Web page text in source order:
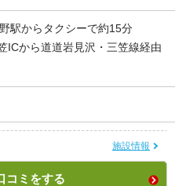
駅からタクシーで約15分
ICから道道岩見沢・三笠線経由
施設情報
コミをする